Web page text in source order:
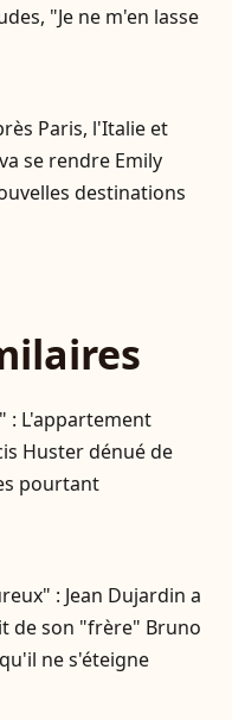
"Je ne m'en lasse
Paris, l'Italie et
se rendre Emily
destinations
: L'appartement
Huster dénué de
pourtant
: Jean Dujardin a
de son "frère" Bruno
ne s'éteigne